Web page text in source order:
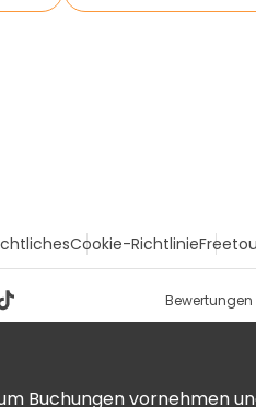
Cookie-Richtlinie
Buchungen vornehmen